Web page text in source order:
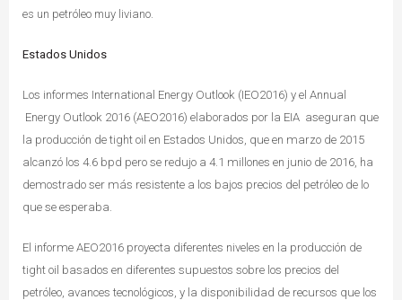
es un petróleo muy liviano.
Estados Unidos
Los informes International Energy Outlook (IEO2016) y el Annual
Energy Outlook 2016 (AEO2016) elaborados por la EIA aseguran que
la producción de tight oil en Estados Unidos, que en marzo de 2015
alcanzó los 4.6 bpd pero se redujo a 4.1 millones en junio de 2016, ha
demostrado ser más resistente a los bajos precios del petróleo de lo
que se esperaba.
El informe AEO2016 proyecta diferentes niveles en la producción de
tight oil basados en diferentes supuestos sobre los precios del
petróleo, avances tecnológicos, y la disponibilidad de recursos que los